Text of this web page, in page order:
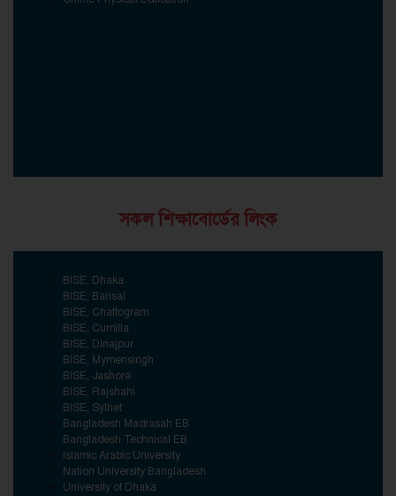
সকল শিক্ষাবোর্ডের লিংক
BISE, Dhaka
BISE, Barisal
BISE, Chattogram
BISE, Cumilla
BISE, Dinajpur
BISE, Mymensingh
BISE, Jashore
BISE, Rajshahi
BISE, Sylhet
Bangladesh Madrasah EB
Bangladesh Technical EB
Islamic Arabic University
Nation University Bangladesh
University of Dhaka